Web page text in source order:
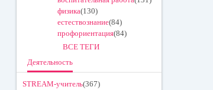
физика(130)
естествознание(84)
профориентация(84)
ВСЕ ТЕГИ
Деятельность
STREAM-учитель(367)